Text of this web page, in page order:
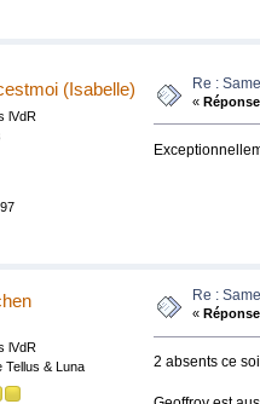
(Isabelle)
lVdR
Re :
«
lVdR
Tellus & Luna
Re :
«
2 absents ce